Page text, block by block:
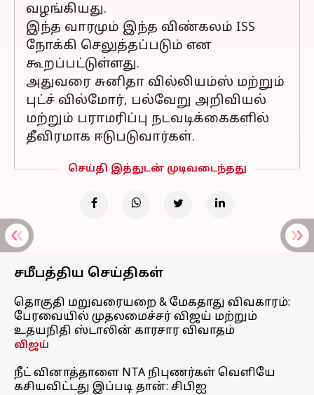
வழங்கியது.
இந்த வாரமும் இந்த விண்கலம் ISS
நோக்கி செலுத்தப்படும் என
கூறப்பட்டுள்ளது.
அதுவரை சுனிதா வில்லியம்ஸ் மற்றும்
புட்ச் வில்மோர், பல்வேறு அறிவியல்
மற்றும் பராமரிப்பு நடவடிக்கைகளில்
தீவிரமாக ஈடுபடுவார்கள்.
செய்தி இத்துடன் முடிவடைந்தது
சமீபத்திய செய்திகள்
தொகுதி மறுவரையறை & மேகதாது விவகாரம்:
பேரவையில் முதலமைச்சர் விஜய் மற்றும்
உதயநிதி ஸ்டாலின் காரசார விவாதம்
விஜய்
நீட் வினாத்தாளை NTA நிபுணர்கள் வெளியே
கசியவிட்டது இப்படி தான்: சிபிஐ